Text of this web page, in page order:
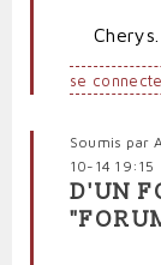
se
Soumis par
10-14 19:15
D'UN